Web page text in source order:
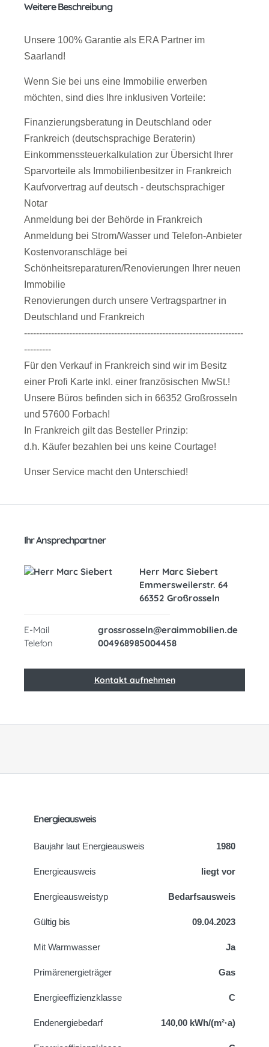
Weitere Beschreibung
Unsere 100% Garantie als ERA Partner im
Saarland!
Wenn Sie bei uns eine Immobilie erwerben
möchten, sind dies Ihre inklusiven Vorteile:
Finanzierungsberatung in Deutschland oder
Frankreich (deutschsprachige Beraterin)
Einkommenssteuerkalkulation zur Übersicht Ihrer
Sparvorteile als Immobilienbesitzer in Frankreich
Kaufvorvertrag auf deutsch - deutschsprachiger
Notar
Anmeldung bei der Behörde in Frankreich
Anmeldung bei Strom/Wasser und Telefon-Anbieter
Kostenvoranschläge bei
Schönheitsreparaturen/Renovierungen Ihrer neuen
Immobilie
Renovierungen durch unsere Vertragspartner in
Deutschland und Frankreich
-------------------------------------------------------------------------
---------
Für den Verkauf in Frankreich sind wir im Besitz
einer Profi Karte inkl. einer französischen MwSt.!
Unsere Büros befinden sich in 66352 Großrosseln
und 57600 Forbach!
In Frankreich gilt das Besteller Prinzip:
d.h. Käufer bezahlen bei uns keine Courtage!
Unser Service macht den Unterschied!
Ihr Ansprechpartner
Herr Marc Siebert
Emmersweilerstr. 64
66352 Großrosseln
E-Mail
grossrosseln@eraimmobilien.de
Telefon
004968985004458
Kontakt aufnehmen
Energieausweis
Baujahr laut Energieausweis 1980
Energieausweis liegt vor
Energie­ausweistyp Bedarfsausweis
Gültig bis 09.04.2023
Mit Warmwasser Ja
Primärenergieträger Gas
Energieeffizienzklasse C
Endenergiebedarf 140,00 kWh/(m²·a)